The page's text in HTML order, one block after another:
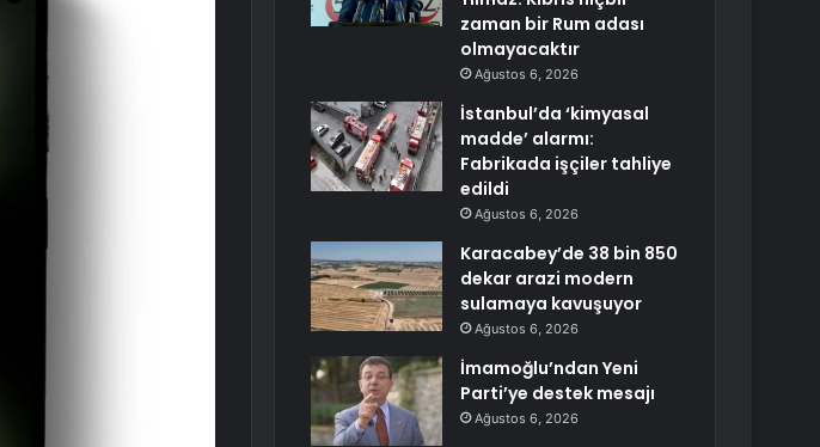
zaman bir Rum adası
olmayacaktır
Ağustos 6, 2026
İstanbul’da ‘kimyasal
madde’ alarmı:
Fabrikada işçiler tahliye
edildi
Ağustos 6, 2026
Karacabey’de 38 bin 850
dekar arazi modern
sulamaya kavuşuyor
Ağustos 6, 2026
İmamoğlu’ndan Yeni
Parti’ye destek mesajı
Ağustos 6, 2026